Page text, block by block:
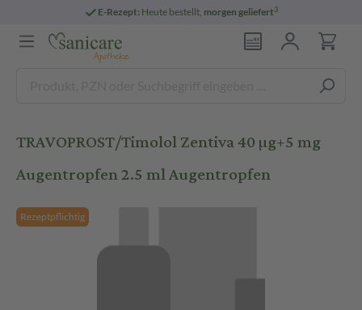
E-Rezept: Heute bestellt, morgen geliefert3
TRAVOPROST/Timolol Zentiva 40 µg+5 mg
Augentropfen 2.5 ml Augentropfen
Rezeptpflichtig